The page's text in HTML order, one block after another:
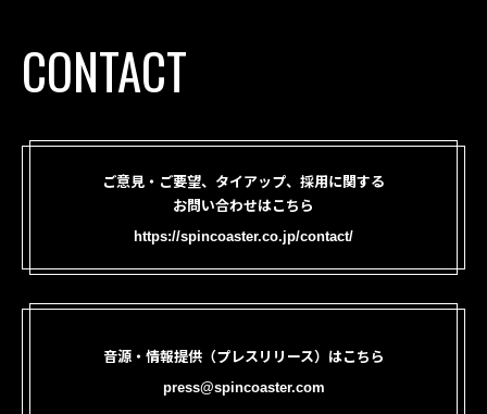
CONTACT
ご意見・ご要望、タイアップ、採用に関する
お問い合わせはこちら
https://spincoaster.co.jp/contact/
音源・情報提供（プレスリリース）はこちら
press@spincoaster.com